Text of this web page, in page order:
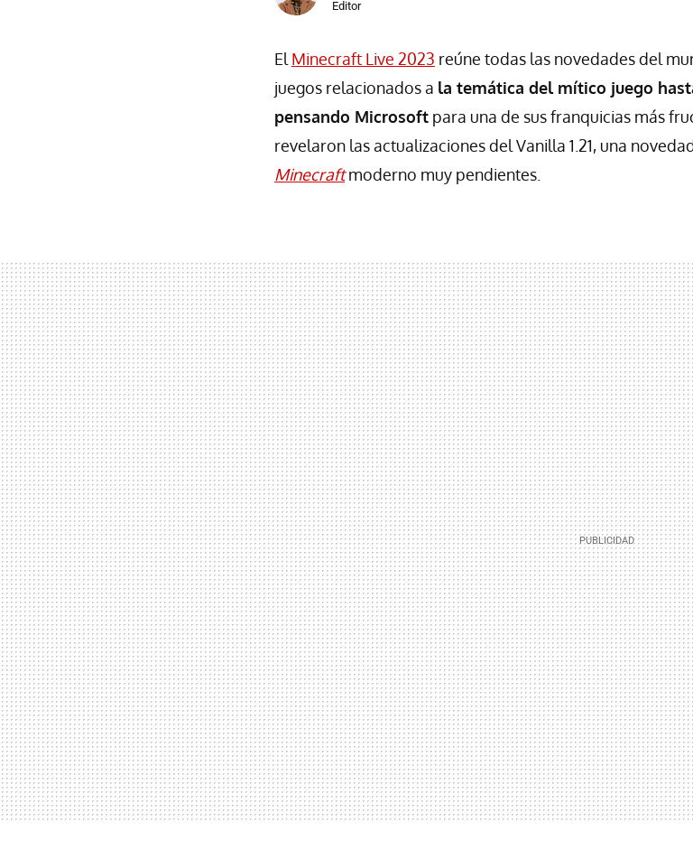
Editor
El Minecraft Live 2023 reúne todas las novedades del
juegos relacionados a la temática del mítico juego
pensando Microsoft para una de sus franquicias más
revelaron las actualizaciones del Vanilla 1.21, una
Minecraftmoderno muy pendientes.